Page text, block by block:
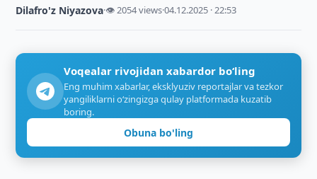
Dilafro'z Niyazova·👁 2054 views·04.12.2025 · 22:53
Voqealar rivojidan xabardor bo‘ling
Eng muhim xabarlar, eksklyuziv reportajlar va tezkor
yangiliklarni o‘zingizga qulay platformada kuzatib
boring.
Obuna bo'ling